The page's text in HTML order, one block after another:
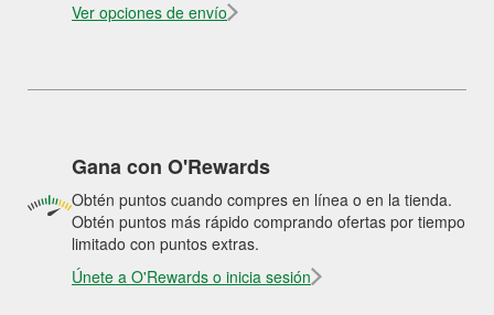
Ver opciones de envío
Gana con O'Rewards
Obtén puntos cuando compres en línea o en la tienda.
Obtén puntos más rápido comprando ofertas por tiempo
limitado con puntos extras.
Únete a O'Rewards o inicia sesión